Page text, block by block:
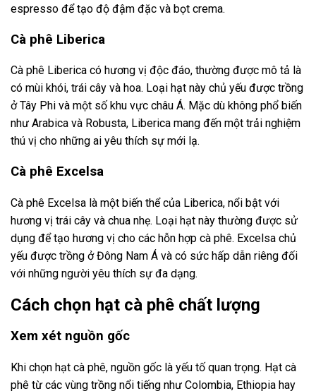
espresso để tạo độ đậm đặc và bọt crema.
Cà phê Liberica
Cà phê Liberica có hương vị độc đáo, thường được mô tả là
có mùi khói, trái cây và hoa. Loại hạt này chủ yếu được trồng
ở Tây Phi và một số khu vực châu Á. Mặc dù không phổ biến
như Arabica và Robusta, Liberica mang đến một trải nghiệm
thú vị cho những ai yêu thích sự mới lạ.
Cà phê Excelsa
Cà phê Excelsa là một biến thể của Liberica, nổi bật với
hương vị trái cây và chua nhẹ. Loại hạt này thường được sử
dụng để tạo hương vị cho các hỗn hợp cà phê. Excelsa chủ
yếu được trồng ở Đông Nam Á và có sức hấp dẫn riêng đối
với những người yêu thích sự đa dạng.
Cách chọn hạt cà phê chất lượng
Xem xét nguồn gốc
Khi chọn hạt cà phê, nguồn gốc là yếu tố quan trọng. Hạt cà
phê từ các vùng trồng nổi tiếng như Colombia, Ethiopia hay